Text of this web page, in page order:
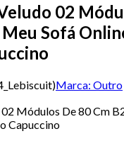
02
Meu Sofá
)Marca: Outro
Módulos De 80 Cm
Capuccino